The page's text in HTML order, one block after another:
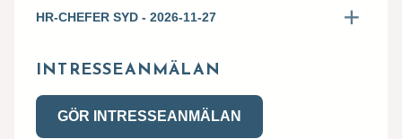
HR-CHEFER SYD - 2026-11-27
Priser
Medlem
4 400,00
Ej medlem
9 400,00
INTRESSEANMÄLAN
GÖR INTRESSEANMÄLAN
Meddelande*